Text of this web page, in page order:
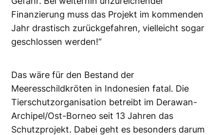
Finanzierung muss das Projekt im kommenden
Jahr drastisch zurückgefahren, vielleicht sogar
geschlossen werden!“
Das wäre für den Bestand der
Meeresschildkröten in Indonesien fatal. Die
Tierschutzorganisation betreibt im Derawan-
Archipel/Ost-Borneo seit 13 Jahren das
Schutzprojekt. Dabei geht es besonders darum